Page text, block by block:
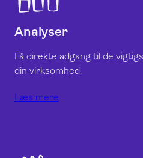
Analyser
Få direkte adgang til de
din virksomhed.
Læs mere